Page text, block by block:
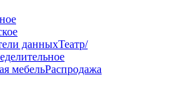
данныхТеатр/
мебельРаспродажа